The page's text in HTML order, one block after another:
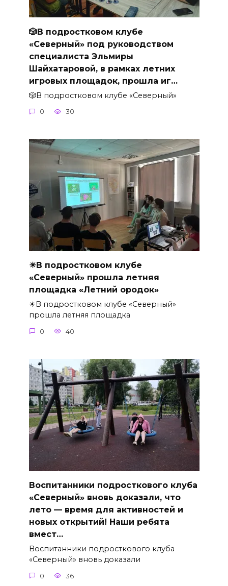
🎲В подростковом клубе
«Северный» под руководством
специалиста Эльмиры
Шайхатаровой, в рамках летних
игровых площадок, прошла иг…
🎲В подростковом клубе «Северный»
0 30
☀В подростковом клубе
«Северный» прошла летняя
площадка «Летний ородок»
☀В подростковом клубе «Северный»
прошла летняя площадка
0 40
Воспитанники подросткового клуба
«Северный» вновь доказали, что
лето — время для активностей и
новых открытий! Наши ребята
вмест…
Воспитанники подросткового клуба
«Северный» вновь доказали
0 36